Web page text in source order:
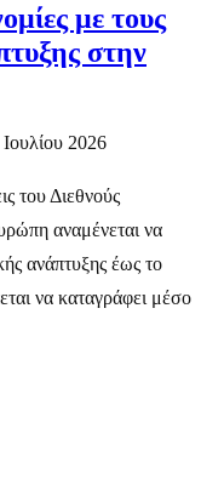
με τους
στην
2026
του Διεθνούς
αναμένεται να
ανάπτυξης έως το
να καταγράφει μέσο